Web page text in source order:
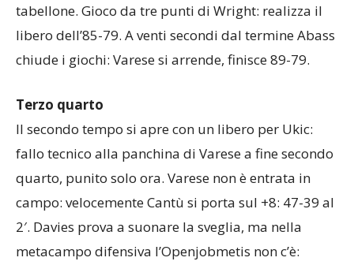
tabellone. Gioco da tre punti di Wright: realizza il
libero dell’85-79. A venti secondi dal termine Abass
chiude i giochi: Varese si arrende, finisce 89-79.
Terzo quarto
Il secondo tempo si apre con un libero per Ukic:
fallo tecnico alla panchina di Varese a fine secondo
quarto, punito solo ora. Varese non è entrata in
campo: velocemente Cantù si porta sul +8: 47-39 al
2′. Davies prova a suonare la sveglia, ma nella
metacampo difensiva l’Openjobmetis non c’è: